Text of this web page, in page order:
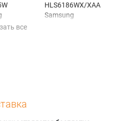
XAA
XAA
HLS6186WX/XAA
Samsung